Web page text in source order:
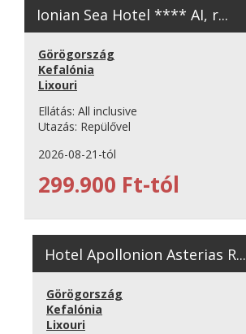
Ionian Sea Hotel **** AI, r...
Görögország
Kefalónia
Lixouri
Ellátás: All inclusive
Utazás: Repülővel
2026-08-21-tól
299.900 Ft-tól
Hotel Apollonion Asterias R...
Görögország
Kefalónia
Lixouri